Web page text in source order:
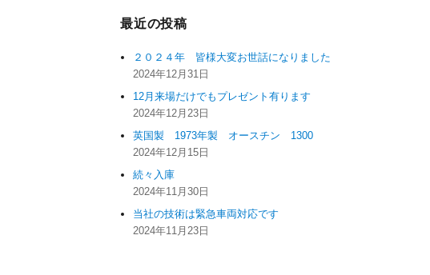
最近の投稿
２０２４年 皆様大変お世話になりました
2024年12月31日
12月来場だけでもプレゼント有ります
2024年12月23日
英国製 1973年製 オースチン 1300
2024年12月15日
続々入庫
2024年11月30日
当社の技術は緊急車両対応です
2024年11月23日